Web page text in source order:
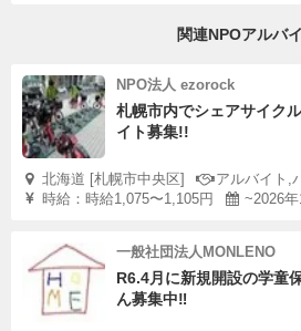
関連NPOアルバ
NPO法人 ezorock
札幌市内でシェアサイク
イト募集!!
北海道 [札幌市中央区]
アルバイト,
時給：時給1,075〜1,105円
~2026
一般社団法人MONLENO
R6.4月に新規開設の学童
ん募集中‼︎